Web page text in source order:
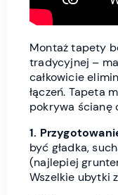
Montaż tapety
tradycyjnej –
całkowicie
łączeń. Tapeta
pokrywa ścianę
1.
być gładka,
(najlepiej
Wszelkie ubytki